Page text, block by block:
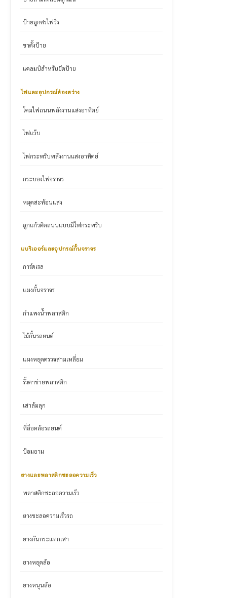
ป้ายลูกศรไฟวิ่ง
ขาตั้งป้าย
แคลมป์สำหรับยึดป้าย
ไฟและอุปกรณ์ส่องสว่าง
โคมไฟถนนพลังงานแสงอาทิตย์
ไฟแว๊บ
ไฟกระพริบพลังงานแสงอาทิตย์
กระบองไฟจราจร
หมุดสะท้อนแสง
ลูกแก้วติดถนนแบบมีไฟกระพริบ
แบริเออร์และอุปกรณ์กั้นจราจร
การ์ดเรล
แผงกั้นจราจร
กำแพงน้ำพลาสติก
ไม้กั้นรถยนต์
แผงหยุดตรวจสามเหลี่ยม
รั้วตาข่ายพลาสติก
เสาล้มลุก
ที่ล็อคล้อรถยนต์
ป้อมยาม
ยางและพลาสติกชะลอความเร็ว
พลาสติกชะลอความเร็ว
ยางชะลอความเร็วรถ
ยางกันกระแทกเสา
ยางหยุดล้อ
ยางหนุนล้อ